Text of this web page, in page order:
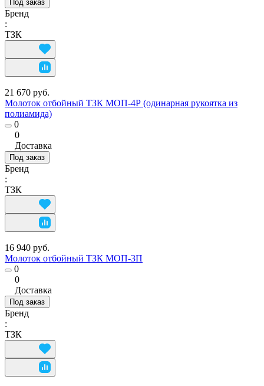
Под заказ
Бренд
:
ТЗК
21 670 руб.
Молоток отбойный ТЗК МОП-4Р (одинарная рукоятка из
полиамида)
0
0
Доставка
Под заказ
Бренд
:
ТЗК
16 940 руб.
Молоток отбойный ТЗК МОП-3П
0
0
Доставка
Под заказ
Бренд
:
ТЗК